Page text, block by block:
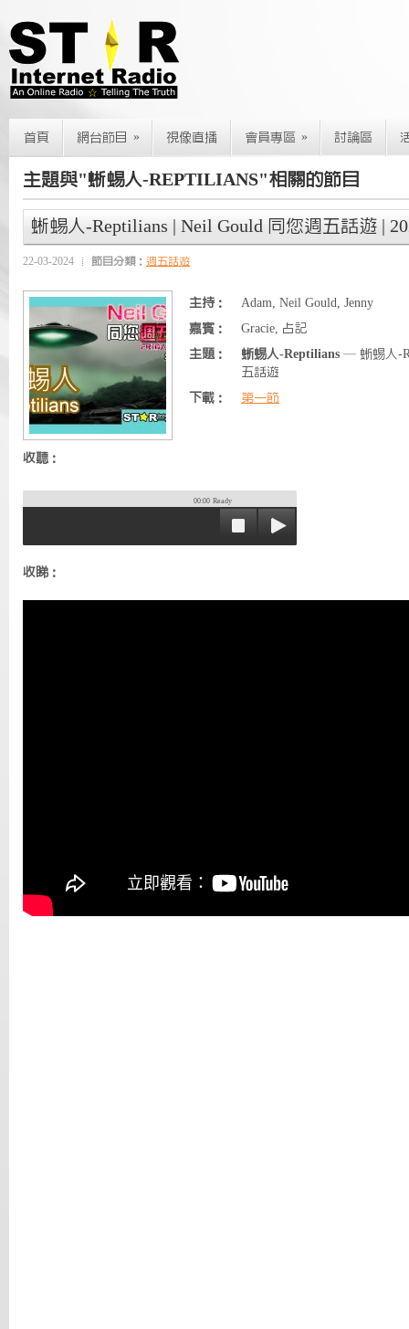
首頁 網台節目 » 視像直播 會員專區 » 討論區
主題與"蜥蜴人-REPTILIANS"相關的節目
蜥蜴人-Reptilians | Neil Gould 同您週五話遊 |
22-03-2024 節目分類： 週五話遊
主持：
Adam, Neil Gould, Jenny
嘉賓：
Gracie, 占記
主題：
蜥蜴人-Reptilians — 蜥蜴人-
五話遊
下載：
第一節
收聽：
00:00 Ready
收睇：